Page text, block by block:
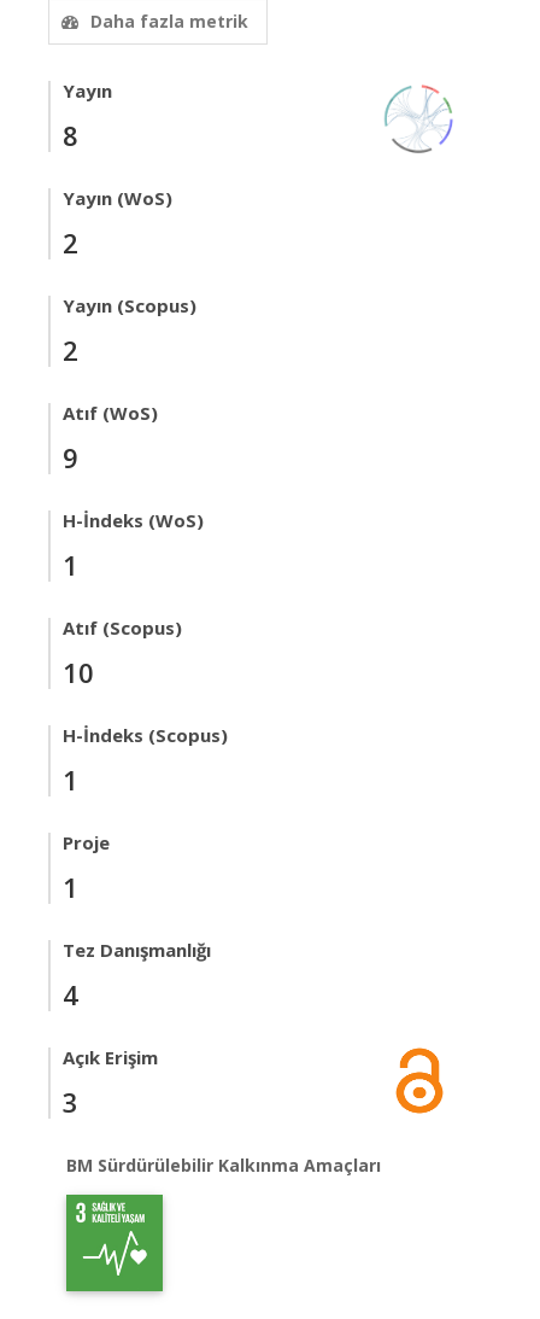
Daha fazla metrik
Yayın
8
Yayın (WoS)
2
Yayın (Scopus)
2
Atıf (WoS)
9
H-İndeks (WoS)
1
Atıf (Scopus)
10
H-İndeks (Scopus)
1
Proje
1
Tez Danışmanlığı
4
Açık Erişim
3
BM Sürdürülebilir Kalkınma Amaçları